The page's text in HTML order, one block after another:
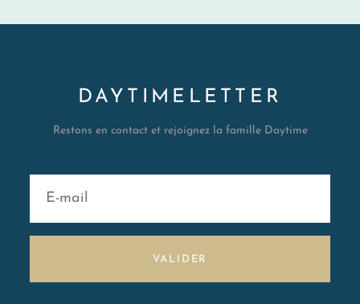
DAYTIMELETTER
Restons en contact et rejoignez la famille Daytime
VALIDER